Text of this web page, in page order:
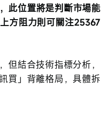
此位置將是判斷市場能
方阻力則可關注25367
但結合技術指標分析，
買」背離格局，具體拆